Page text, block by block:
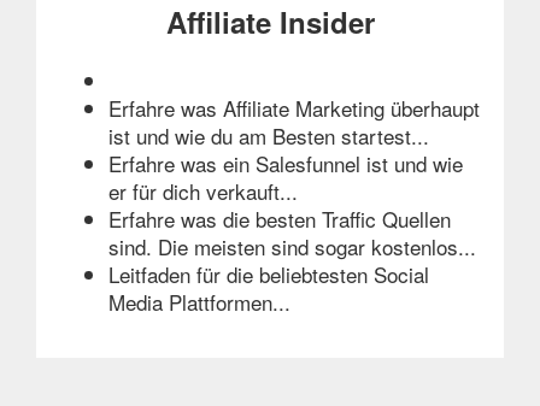
Affiliate Insider
Erfahre was Affiliate Marketing überhaupt
ist und wie du am Besten startest...
Erfahre was ein Salesfunnel ist und wie
er für dich verkauft...
Erfahre was die besten Traffic Quellen
sind. Die meisten sind sogar kostenlos...
Leitfaden für die beliebtesten Social
Media Plattformen...